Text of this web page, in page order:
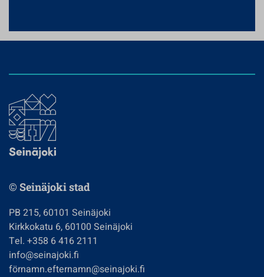
© Seinäjoki stad
PB 215, 60101 Seinäjoki
Kirkkokatu 6, 60100 Seinäjoki
Tel. +358 6 416 2111
info@seinajoki.fi
förnamn.efternamn@seinajoki.fi